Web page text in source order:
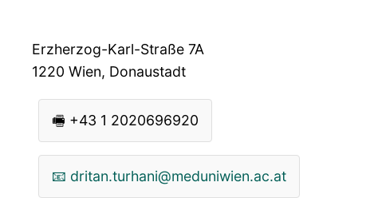
Erzherzog-Karl-Straße 7A
1220 Wien, Donaustadt
🖷 +43 1 2020696920
📧 dritan.turhani@meduniwien.ac.at